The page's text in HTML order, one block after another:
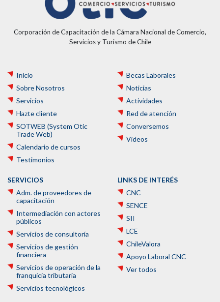
Corporación de Capacitación de la Cámara Nacional de Comercio,
Servicios y Turismo de Chile
Inicio
Sobre Nosotros
Servicios
Hazte cliente
SOTWEB (System Otic
Trade Web)
Calendario de cursos
Testimonios
Becas Laborales
Noticias
Actividades
Red de atención
Conversemos
Videos
SERVICIOS
Adm. de proveedores de
capacitación
Intermediación con actores
públicos
Servicios de consultoría
Servicios de gestión
financiera
Servicios de operación de la
franquicia tributaria
Servicios tecnológicos
LINKS DE INTERÉS
CNC
SENCE
SII
LCE
ChileValora
Apoyo Laboral CNC
Ver todos